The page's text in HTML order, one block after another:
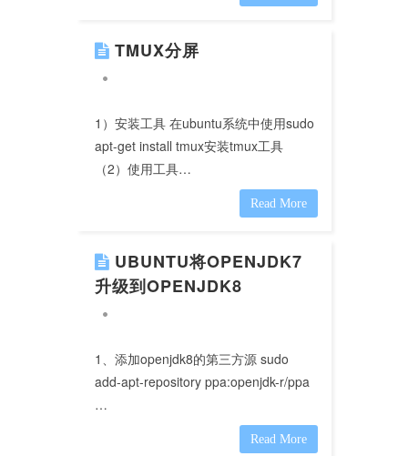
TMUX分屏
1）安装工具 在ubuntu系统中使用sudo
apt-get install tmux安装tmux工具
（2）使用工具…
Read More
UBUNTU将OPENJDK7
升级到OPENJDK8
1、添加openjdk8的第三方源 sudo
add-apt-repository ppa:openjdk-r/ppa
…
Read More